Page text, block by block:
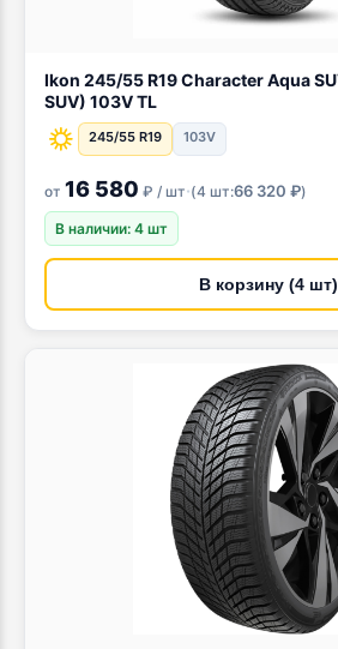
Ikon 245/55 R19 Character Aqua SUV (Nordman S2
SUV) 103V TL
245/55 R19 103V
от 16 580 ₽ / шт·(4 шт:66 320 ₽)
В наличии: 4 шт
В корзину (4 шт)